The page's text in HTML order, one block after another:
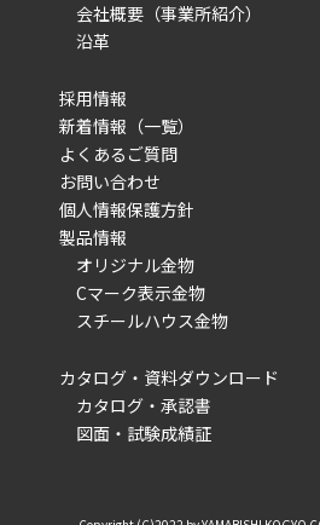
会社概要（事業所紹介）
沿革
採用情報
新着情報（一覧）
よくあるご質問
お問い合わせ
個人情報保護方針
製品情報
オリジナル金物
Cマーク表示金物
スチールハウス金物
カタログ・資料ダウンロード
カタログ・承認書
図面・試験成績証